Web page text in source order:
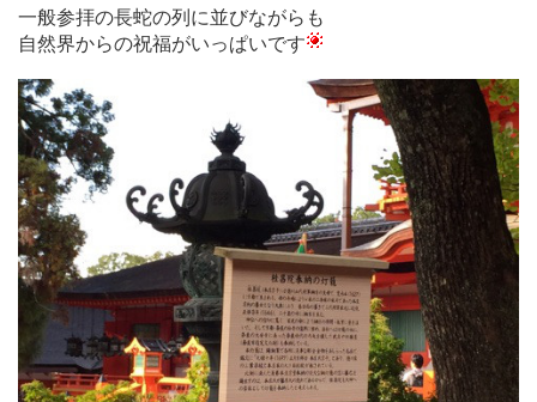
一般参拝の長蛇の列に並びながらも
自然界からの祝福がいっぱいです